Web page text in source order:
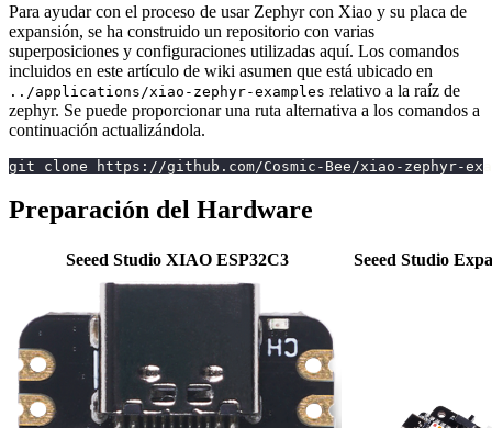
Para ayudar con el proceso de usar Zephyr con Xiao y su placa de
expansión, se ha construido un repositorio con varias
superposiciones y configuraciones utilizadas aquí. Los comandos
incluidos en este artículo de wiki asumen que está ubicado en
../applications/xiao-zephyr-examples relativo a la raíz de
zephyr. Se puede proporcionar una ruta alternativa a los comandos a
continuación actualizándola.
git clone https://github.com/Cosmic-Bee/xiao-zephyr-
Preparación del Hardware
Seeed Studio XIAO ESP32C3 Seeed Studio